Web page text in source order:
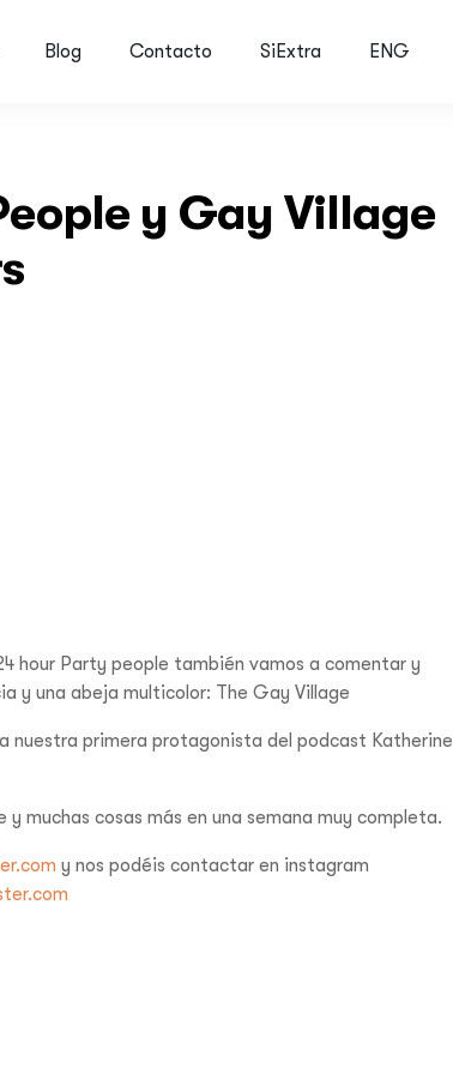
Blog Contacto SiExtra ENG
y Gay Village
hour Party people también vamos a comentar y
y una abeja multicolor: The Gay Village
nuestra primera protagonista del podcast Katherine
muchas cosas más en una semana muy completa.
y nos podéis contactar en instagram